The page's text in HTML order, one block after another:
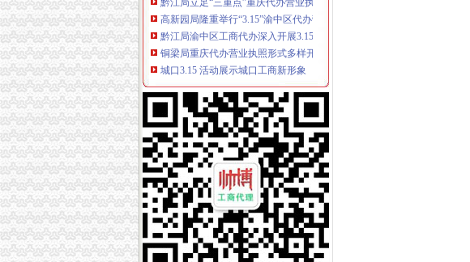
高新园局隆重举行“3.15”渝中区代办营业执照纪念活动
黔江局渝中区工商代办深入开展3.15活动
铜梁局重庆代办营业执照形式多样开展3.15国际消费者权益日纪念活动
城口3.15 活动展示城口工商新形象
双桥区隆重纪念3.15国际消费者权益保护日
巫山局重庆代办公司3.15活动呈现三大点
经开园局采取“三走进”重庆代办营业执照方式扎实开展“3.15”活动
奉节局“3.15”重庆代办公司纪念活动体现三个新
荣昌县3.15活动呈现四大点
合川局渝中区代办公司形式多样开展3.15主题宣活动
市局12315指挥中心“3.15”渝中区代办公司期间申诉举报受理况
酉局重庆代办公司隆重纪念3．15活动。
巴南局木洞所“五动”渝中区工商代办机制深入开展“3.15”宣活动
大足县隆重纪念“3·15”渝中区代办营业执照国际消费者权益日
黔江局渝中区工商代办深化岗位大练活动
全市重庆代办公司移动电话机市场秩序专项整工作取得实效